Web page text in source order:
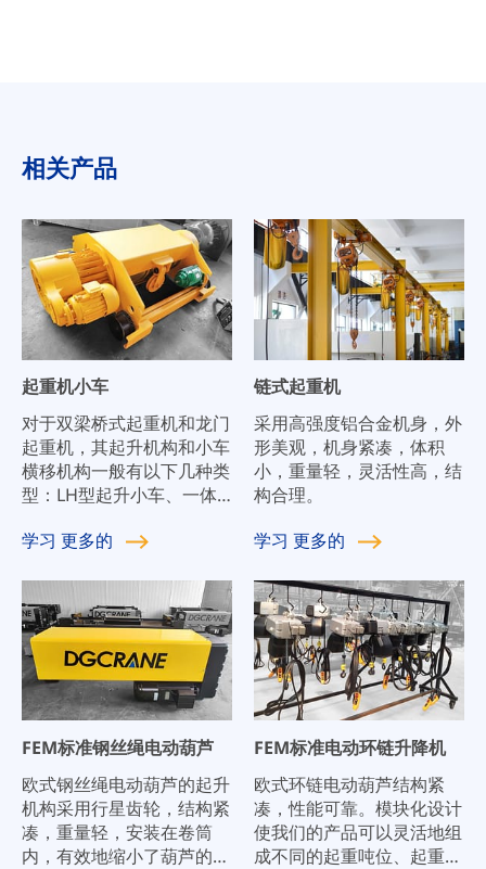
相关产品
起重机小车
对于双梁桥式起重机和龙门
起重机，其起升机构和小车
横移机构一般有以下几种类
型：LH型起升小车、一体
车。
学习 更多的
链式起重机
采用高强度铝合金机身，外
形美观，机身紧凑，体积
小，重量轻，灵活性高，结
构合理。
学习 更多的
FEM标准钢丝绳电动葫芦
欧式钢丝绳电动葫芦的起升
机构采用行星齿轮，结构紧
凑，重量轻，安装在卷筒
内，有效地缩小了葫芦的整
FEM标准电动环链升降机
欧式环链电动葫芦结构紧
凑，性能可靠。模块化设计
使我们的产品可以灵活地组
成不同的起重吨位、起重速